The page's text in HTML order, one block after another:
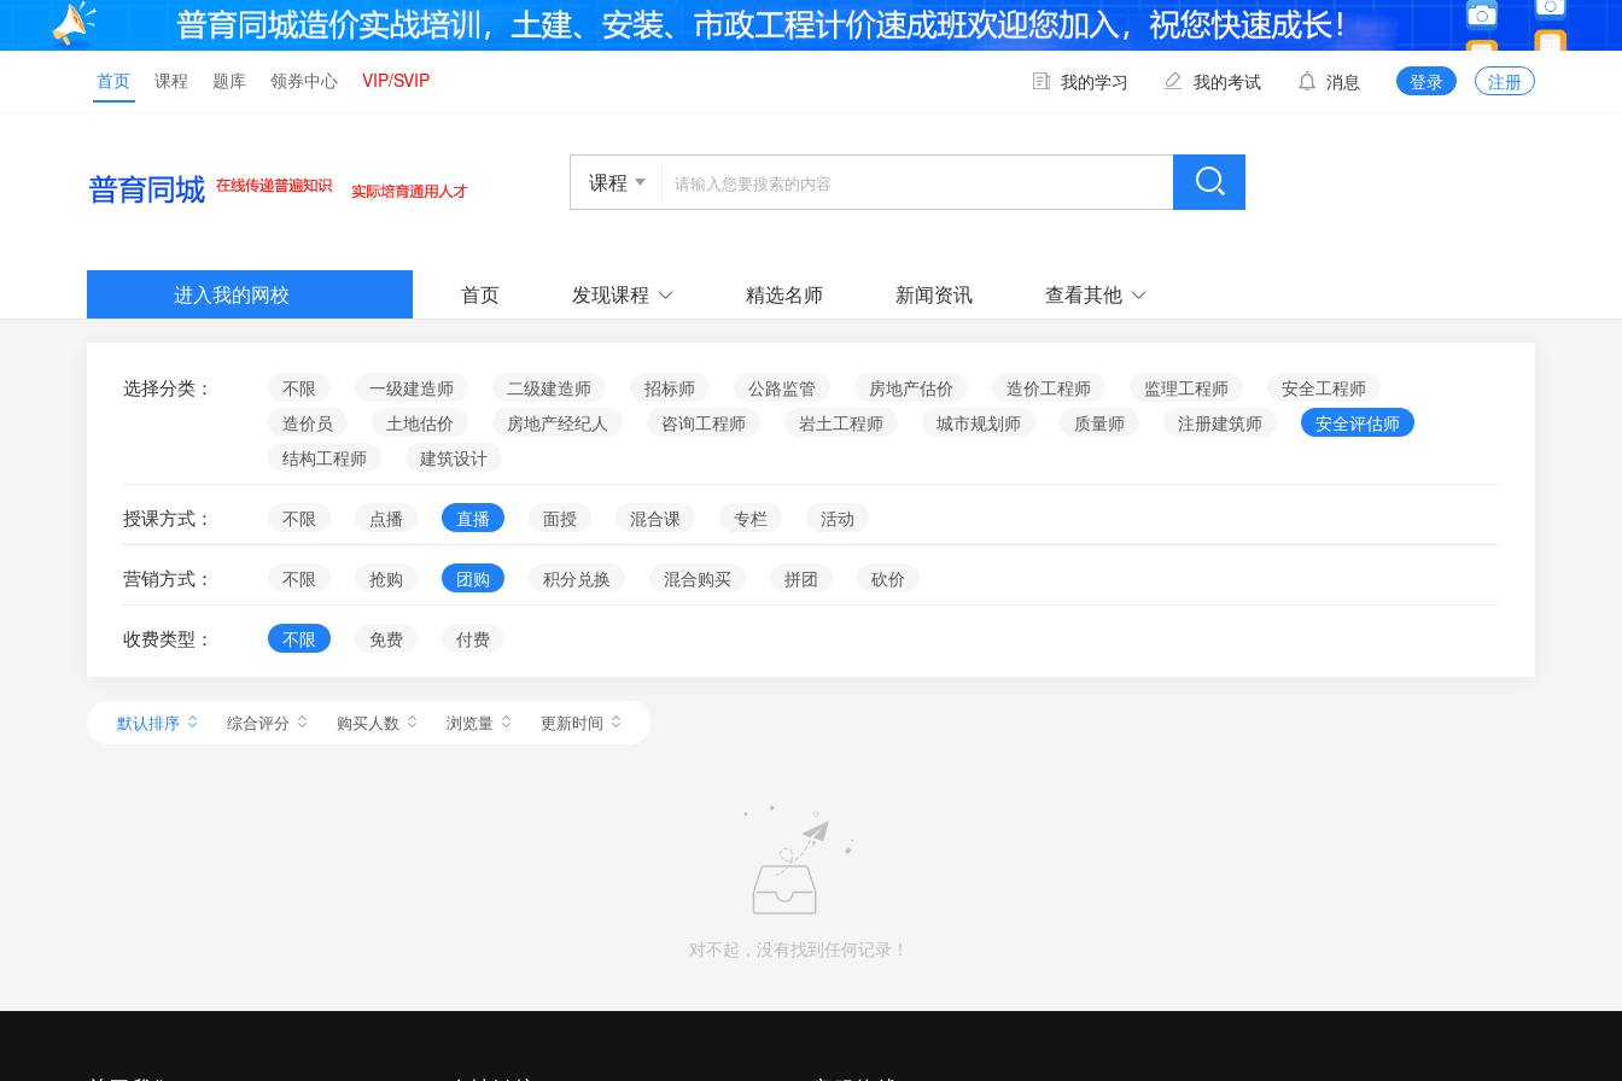
首页 课程 题库 领券中心 VIP/SVIP 我的学习 我的考试 消息 登录 注册
课程
进入我的网校 首页 发现课程 精选名师 新闻资讯 查看其他
选择分类： 不限 一级建造师 二级建造师 招标师 公路监管 房地产估价 造价工程师 监理工程师
安全工程师
造价员
土地估价 房地产经纪人 咨询工程师 岩土工程师 城市规划师 质量师 注册建筑师
安全评估师
结构工程师
建筑设计
授课方式： 不限 点播 直播 面授 混合课 专栏 活动
营销方式： 不限 抢购 团购 积分兑换 混合购买 拼团 砍价
收费类型： 不限 免费 付费
默认排序 综合评分 购买人数 浏览量 更新时间
对不起，没有找到任何记录！